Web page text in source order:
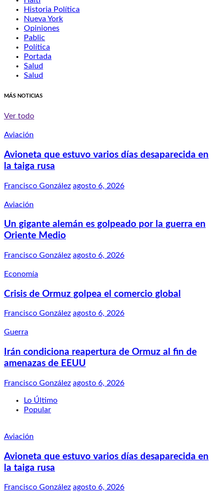
Historia Política
Nueva York
Opiniones
Pablic
Política
Portada
Salud
Salud
MÁS NOTICIAS
Ver todo
Aviación
Avioneta que estuvo varios días desaparecida en
la taiga rusa
Francisco González agosto 6, 2026
Aviación
Un gigante alemán es golpeado por la guerra en
Oriente Medio
Francisco González agosto 6, 2026
Economía
Crisis de Ormuz golpea el comercio global
Francisco González agosto 6, 2026
Guerra
Irán condiciona reapertura de Ormuz al fin de
amenazas de EEUU
Francisco González agosto 6, 2026
Lo Último
Popular
Aviación
Avioneta que estuvo varios días desaparecida en
la taiga rusa
Francisco González agosto 6, 2026